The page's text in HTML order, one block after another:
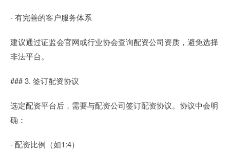
- 有完善的客户服务体系
建议通过证监会官网或行业协会查询配资公司资质，避免选择
非法平台。
### 3. 签订配资协议
选定配资平台后，需要与配资公司签订配资协议。协议中会明
确：
- 配资比例（如1:4）